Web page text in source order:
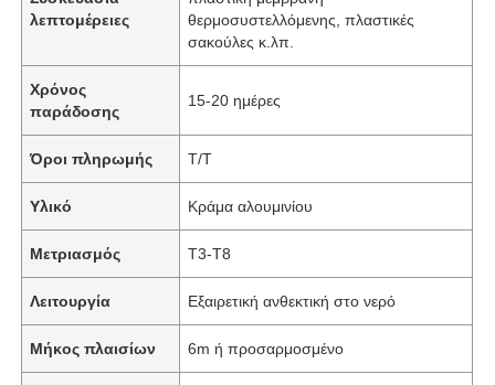
λεπτομέρειες
θερμοσυστελλόμενης, πλαστικές
σακούλες κ.λπ.
Χρόνος
παράδοσης
15-20 ημέρες
Όροι πληρωμής T/T
Υλικό Κράμα αλουμινίου
Μετριασμός Τ3-Τ8
Λειτουργία Εξαιρετική ανθεκτική στο νερό
Μήκος πλαισίων 6m ή προσαρμοσμένο